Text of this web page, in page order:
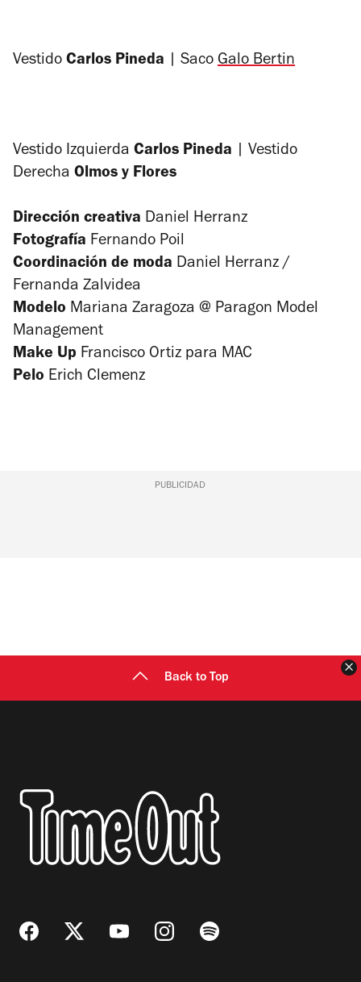
Vestido Carlos Pineda | Saco Galo Bertin
Vestido Izquierda Carlos Pineda | Vestido
Derecha Olmos y Flores
Dirección creativa Daniel Herranz
Fotografía Fernando Poil
Coordinación de moda Daniel Herranz /
Fernanda Zalvidea
Modelo Mariana Zaragoza @ Paragon Model
Management
Make Up Francisco Ortiz para MAC
Pelo Erich Clemenz
PUBLICIDAD
Back to Top